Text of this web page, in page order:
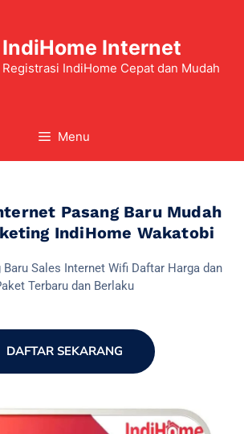
IndiHome Internet
Registrasi IndiHome Cepat dan Mudah
Menu
Pasang Baru Mudah
IndiHome Wakatobi
Sales Internet Wifi Daftar Harga dan
Terbaru dan Berlaku
DAFTAR SEKARANG